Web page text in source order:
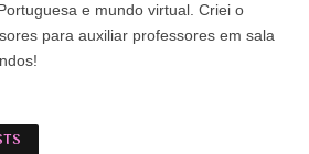
e mundo virtual. Criei o
para auxiliar professores em sala